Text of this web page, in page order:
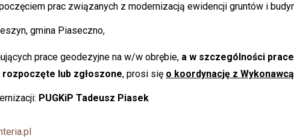
prac związanych z modernizacją ewidencji gruntów i
gmina Piaseczno,
prace geodezyjne na w/w obrębie, a w szczególności
lub zgłoszone, prosi się o koordynację z Wykonawcą
PUGKiP Tadeusz Piasek